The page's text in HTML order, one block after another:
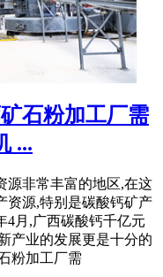
石粉加工厂需
...
源非常丰富的地区,在这
资源,特别是碳酸钙矿产
4月,广西碳酸钙千亿元
产业的发展更是十分的
粉加工厂需